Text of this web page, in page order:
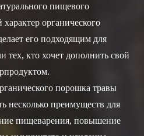
пищевого
органического
его подходящим для
тех, кто хочет дополнить свой
порошка травы
несколько преимуществ для
пищеварения, повышение